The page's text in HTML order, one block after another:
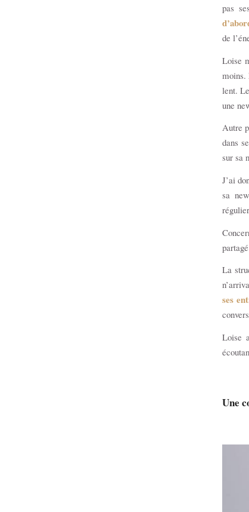
pas
de
Loise
moins.
lent.
une
Autre
dans
sur sa
J’ai
sa
La
ses
Loise
Une